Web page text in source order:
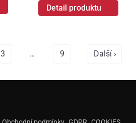
Detail produktu
3 … 9 Další ›